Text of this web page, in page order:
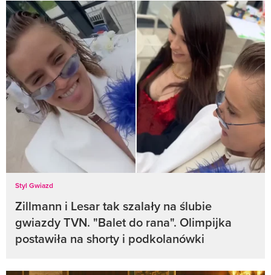
Styl Gwiazd
Zillmann i Lesar tak szalały na ślubie
gwiazdy TVN. "Balet do rana". Olimpijka
postawiła na shorty i podkolanówki